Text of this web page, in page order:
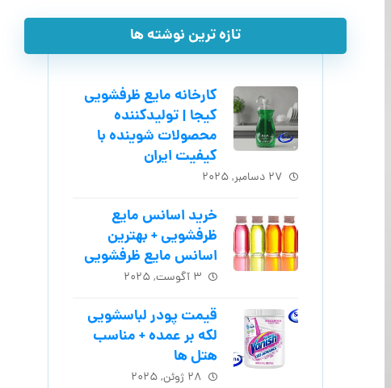
تازه ترین نوشته ها
کارخانه مایع ظرفشویی
کیجا | تولیدکننده
محصولات شوینده با
کیفیت ایران
۲۷ دسامبر, ۲۰۲۵
خرید اسانس مایع
ظرفشویی + بهترین
اسانس مایع ظرفشویی
۳ آگوست, ۲۰۲۵
قیمت پودر لباسشویی
لکه بر عمده + مناسب
هتل ها
۲۸ ژوئن, ۲۰۲۵